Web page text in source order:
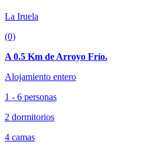
La Iruela
(0)
A 0.5 Km de Arroyo Frío.
Alojamiento entero
1 - 6 personas
2 dormitorios
4 camas